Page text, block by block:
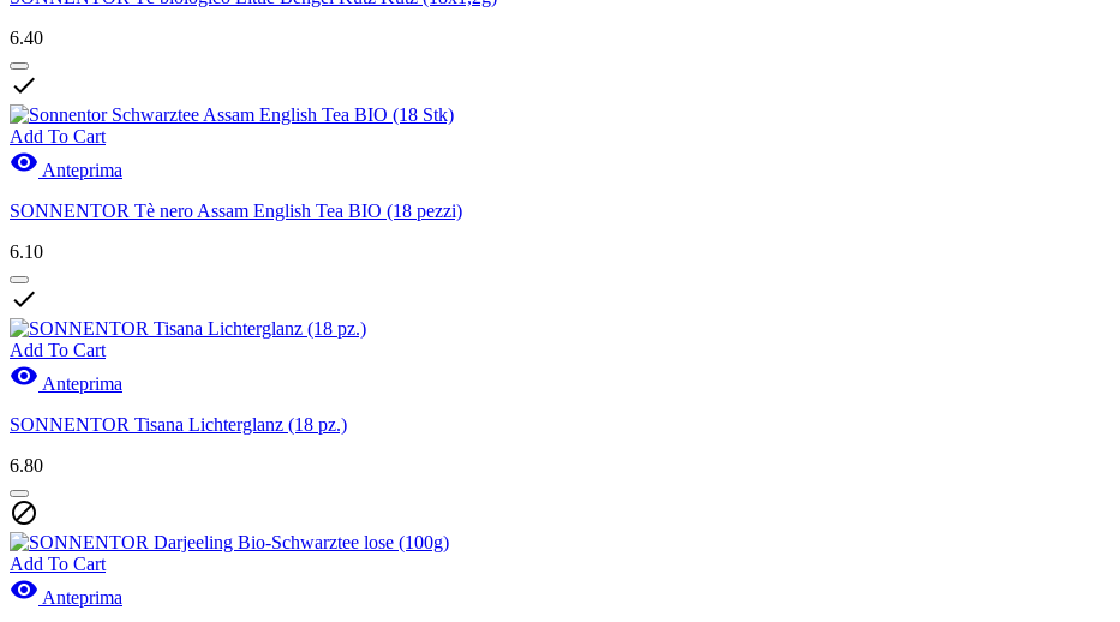
6.40

Add To Cart
 Anteprima
SONNENTOR Tè nero Assam English Tea BIO (18 pezzi)
6.10

Add To Cart
 Anteprima
SONNENTOR Tisana Lichterglanz (18 pz.)
6.80

Add To Cart
 Anteprima